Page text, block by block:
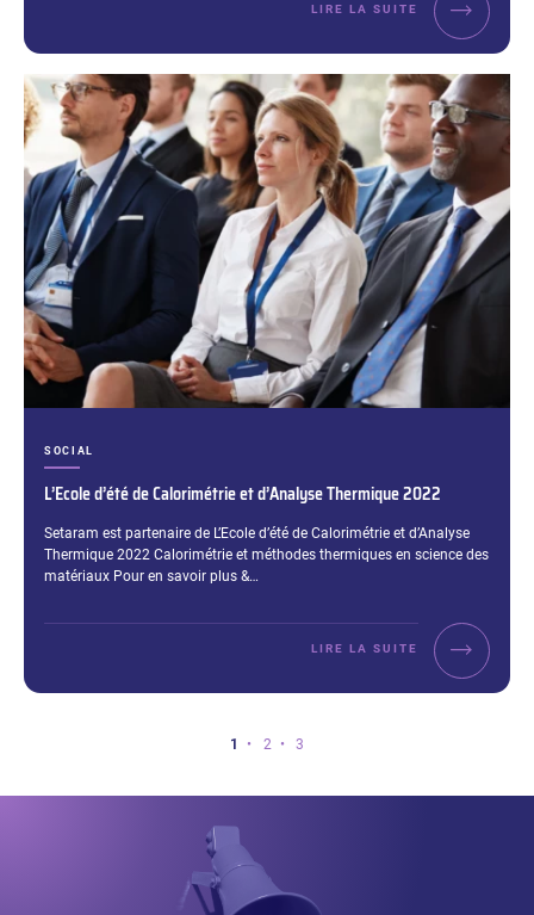
LIRE LA SUITE
L’Ecole d’été de Calorimétrie et d’Analyse Thermique 2022
CATÉGORIES :
SOCIAL
Extrait :
Setaram est partenaire de L’Ecole d’été de Calorimétrie et d’Analyse
Thermique 2022 Calorimétrie et méthodes thermiques en science des
matériaux Pour en savoir plus &…
LIRE LA SUITE
Page
1 Page
2 Page
3